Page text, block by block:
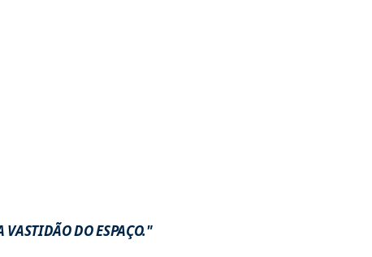
VASTIDÃO DO ESPAÇO."